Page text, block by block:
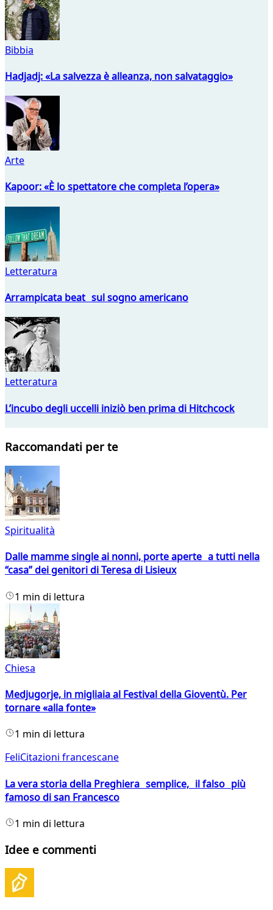
Bibbia
Hadjadj: «La salvezza è alleanza, non salvataggio»
Arte
Kapoor: «È lo spettatore che completa l’opera»
Letteratura
Arrampicata beat sul sogno americano
Letteratura
L’incubo degli uccelli iniziò ben prima di Hitchcock
Raccomandati per te
Spiritualità
Dalle mamme single ai nonni, porte aperte a tutti nella
“casa” dei genitori di Teresa di Lisieux
1 min di lettura
Chiesa
Medjugorje, in migliaia al Festival della Gioventù. Per
tornare «alla fonte»
1 min di lettura
FeliCitazioni francescane
La vera storia della Preghiera semplice, il falso più
famoso di san Francesco
1 min di lettura
Idee e commenti